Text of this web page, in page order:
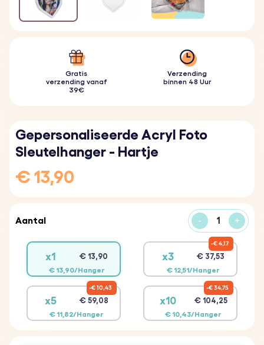
Gratis
verzending vanaf
39€
Verzending
binnen 48 Uur
Gepersonaliseerde Acryl Foto
Sleutelhanger - Hartje
€ 13,90
Aantal - +
x1 € 13,90
€ 13,90/Hanger
x3 € 37,53
€ 12,51/Hanger
€ 4,17
x5 € 59,08
€ 11,82/Hanger
€ 10,43
x10 € 104,25
€ 10,43/Hanger
€ 34,75